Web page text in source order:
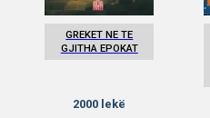
GREKET NE TE
GJITHA EPOKAT
2000 lekë